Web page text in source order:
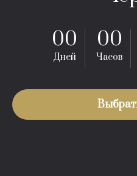
00
Дней
00
Часов